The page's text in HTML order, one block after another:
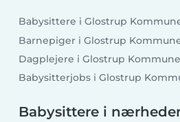
Babysittere i Glostrup
Barnepiger i Glostrup
Dagplejere i Glostrup Kommune
Babysitterjobs i Glostrup
Babysittere i